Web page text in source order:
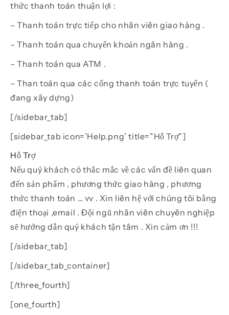
thức thanh toán thuận lợi :
– Thanh toán trực tiếp cho nhân viên giao hàng .
– Thanh toán qua chuyển khoản ngân hàng .
– Thanh toán qua ATM .
– Than toán qua các cổng thanh toán trực tuyến (
đang xây dựng)
[/sidebar_tab]
[sidebar_tab icon=’Help.png’ title=”Hỗ Trợ”]
Hỗ Trợ
Nếu quý khách có thắc mắc về các vấn đề liên quan
đến sản phẩm , phương thức giao hàng , phương
thức thanh toán … vv . Xin liên hệ với chúng tôi bằng
điện thoại ,email . Đội ngũ nhân viên chuyên nghiệp
sẽ hướng dẫn quý khách tận tâm . Xin cảm ơn !!!
[/sidebar_tab]
[/sidebar_tab_container]
[/three_fourth]
[one_fourth]